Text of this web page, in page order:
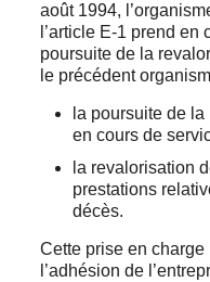
août 1994,
l’article E-1 prend
poursuite de la
le précédent
la poursuite de
en cours de
la revalorisation
prestations
décès.
Cette prise en charge
l’adhésion de